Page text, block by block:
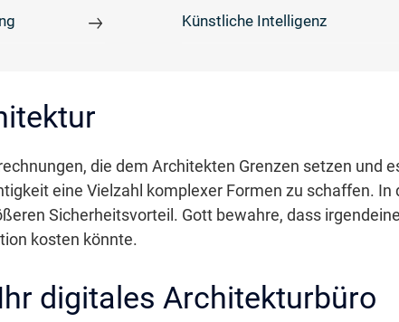
Künstliche Intelligenz
die dem Architekten Grenzen setzen und
eine Vielzahl komplexer Formen zu schaffen. In
Sicherheitsvorteil. Gott bewahre, dass
kosten könnte.
digitales Architekturbüro